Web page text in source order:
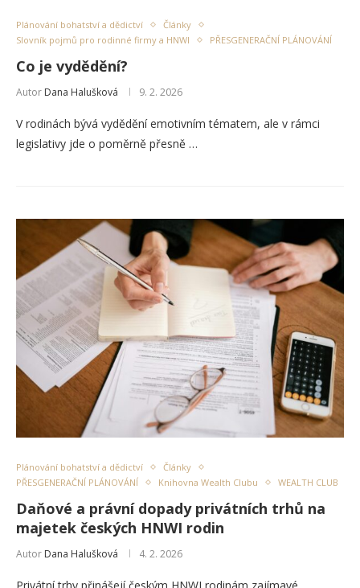
Plánování bohatství a dědictví
Články
Slovník pojmů pro rodinné firmy a HNWI
PŘESGENERAČNÍ PLÁNOVÁNÍ
Co je vydědění?
Autor Dana Halušková 9. 2. 2026
V rodinách bývá vydědění emotivním tématem, ale v rámci
legislativy jde o poměrně přesně …
Plánování bohatství a dědictví
Články
PŘESGENERAČNÍ PLÁNOVÁNÍ
Knihovna Wealth Clubu WEALTH CLUB
Daňové a právní dopady privátních trhů na
majetek českých HNWI rodin
Autor Dana Halušková 4. 2. 2026